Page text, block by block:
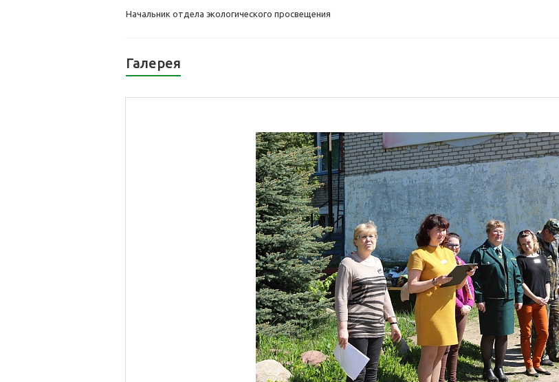
Начальник отдела экологического просвещения
Галерея